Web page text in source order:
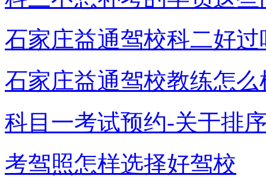
石家庄益通驾校科二好过
石家庄益通驾校教练怎么
科目一考试预约-关于排
考驾照怎样选择好驾校